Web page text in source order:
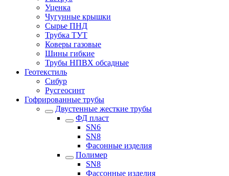
Уценка
Чугунные крышки
Сырье ПНД
Трубка ТУТ
Коверы газовые
Шины гибкие
Трубы НПВХ обсадные
Геотекстиль
Сибур
Русгеосинт
Гофрированные трубы
Двустенные жесткие трубы
ФД пласт
SN6
SN8
Фасонные изделия
Полимер
SN8
Фассонные изделия